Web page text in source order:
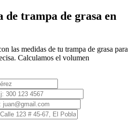
de trampa de grasa en
las medidas de tu trampa de grasa para
Calculamos el volumen